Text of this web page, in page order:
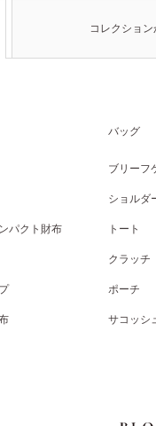
コレクショ
パクト財布
バッグ
ブリーフ
ショルダ
トート
クラッチ
ポーチ
サコッシ